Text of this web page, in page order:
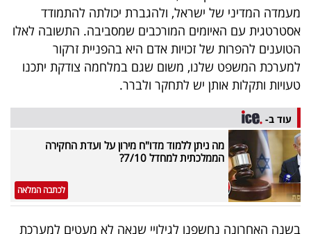
מעמדה המדיני של ישראל, ולהגברת יכולתה להתמודד
אסטרטגית עם האיומים המורכבים שמסביבה. התשובה לאלו
הטוענים להפרות של זכויות אדם היא בהפניית זרקור
למערכת המשפט שלנו, משום שגם במלחמה צודקת יתכנו
טעויות ותקלות אותן יש לתחקר ולברר.
עוד ב-
מה ניתן ללמוד מדו"ח מירון על ועדת החקירה
הממלכתית למחדל 7/10?
לכתבה המלאה
בשנה האחרונה נחשפנו לגילויי שנאה לא מעטים למערכת